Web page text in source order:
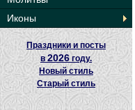
Иконы
Праздники и посты
в2026 году.
Новый стиль
Старый стиль